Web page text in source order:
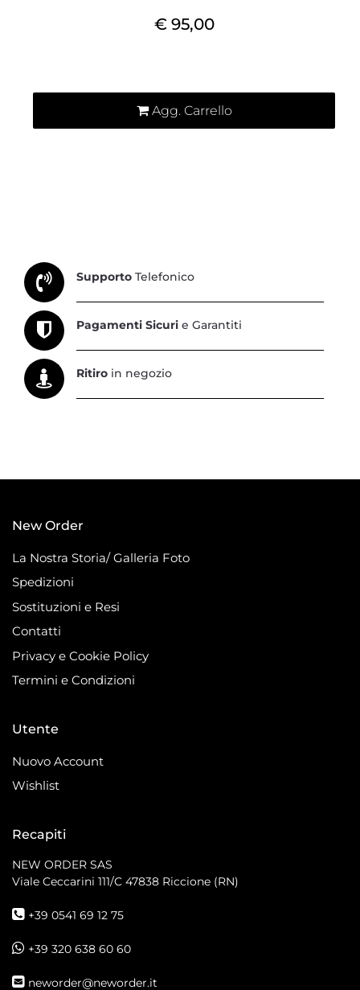
€ 95,00
Agg. Carrello
Supporto Telefonico
Pagamenti Sicuri e Garantiti
Ritiro in negozio
New Order
La Nostra Storia/ Galleria Foto
Spedizioni
Sostituzioni e Resi
Contatti
Privacy e Cookie Policy
Termini e Condizioni
Utente
Nuovo Account
Wishlist
Recapiti
NEW ORDER SAS
Viale Ceccarini 111/C 47838 Riccione (RN)
+39 0541 69 12 75
+39 320 638 60 60
neworder@neworder.it